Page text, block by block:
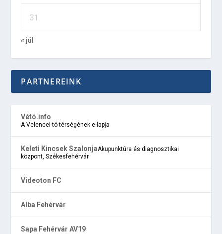
31
« júl
PARTNEREINK
Vétó.info
A Velencei-tó térségének e-lapja
Keleti Kincsek SzalonjaAkupunktúra és diagnosztikai
központ, Székesfehérvár
Videoton FC
Alba Fehérvár
Sapa Fehérvár AV19